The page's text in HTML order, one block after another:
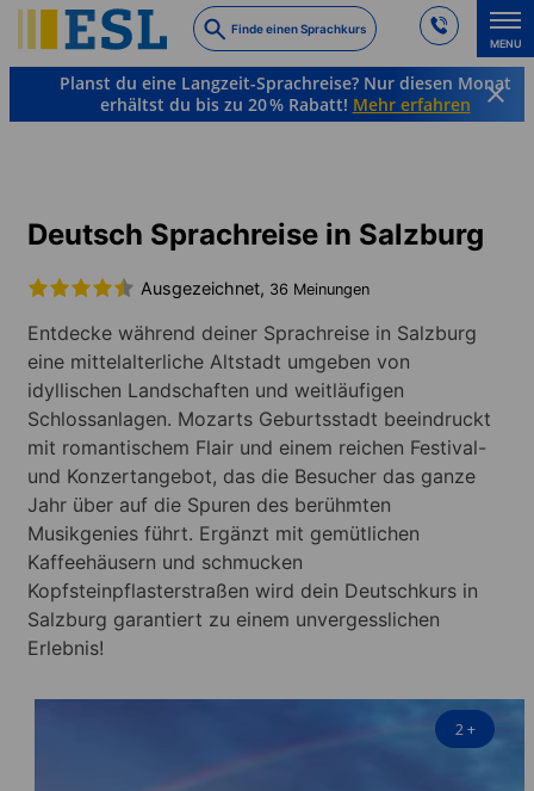
to
main
content
Finde einen Sprachkurs
MENU
Planst du eine Langzeit-Sprachreise? Nur diesen Monat
erhältst du bis zu 20 % Rabatt! Mehr erfahren
Deutsch Sprachreise in Salzburg
Ausgezeichnet, 36 Meinungen
Entdecke während deiner Sprachreise in Salzburg
eine mittelalterliche Altstadt umgeben von
idyllischen Landschaften und weitläufigen
Schlossanlagen. Mozarts Geburtsstadt beeindruckt
mit romantischem Flair und einem reichen Festival-
und Konzertangebot, das die Besucher das ganze
Jahr über auf die Spuren des berühmten
Musikgenies führt. Ergänzt mit gemütlichen
Kaffeehäusern und schmucken
Kopfsteinpflasterstraßen wird dein Deutschkurs in
Salzburg garantiert zu einem unvergesslichen
Erlebnis!
2+